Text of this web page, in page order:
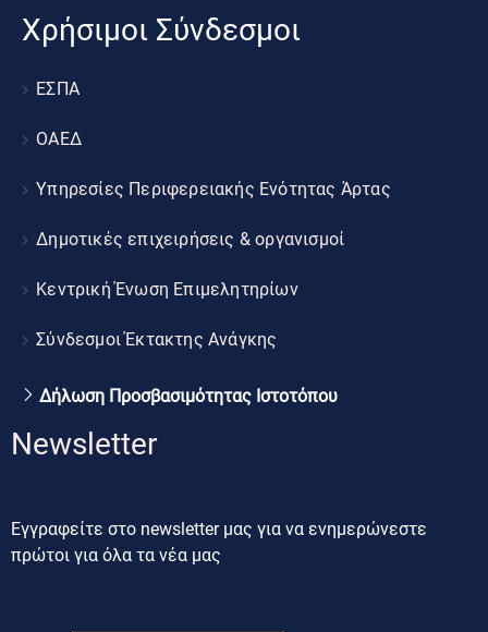
Χρήσιμοι Σύνδεσμοι
ΕΣΠΑ
ΟΑΕΔ
Υπηρεσίες Περιφερειακής Ενότητας Άρτας
Δημοτικές επιχειρήσεις & οργανισμοί
Κεντρική Ένωση Επιμελητηρίων
Σύνδεσμοι Έκτακτης Ανάγκης
Δήλωση Προσβασιμότητας Ιστοτόπου
Newsletter
Εγγραφείτε στο newsletter μας για να ενημερώνεστε
πρώτοι για όλα τα νέα μας